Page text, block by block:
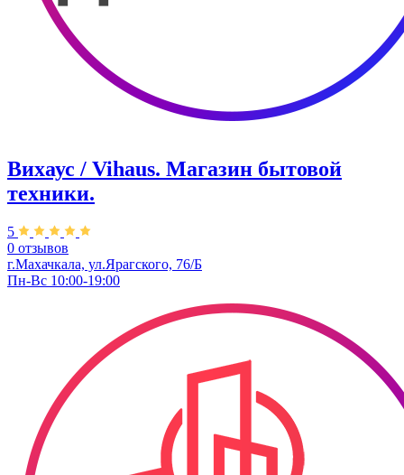
Вихаус / Vihaus. ​Магазин бытовой
техники.
5
0 отзывов
г.Махачкала, ул.Ярагского, 76/Б
Пн-Вс 10:00-19:00